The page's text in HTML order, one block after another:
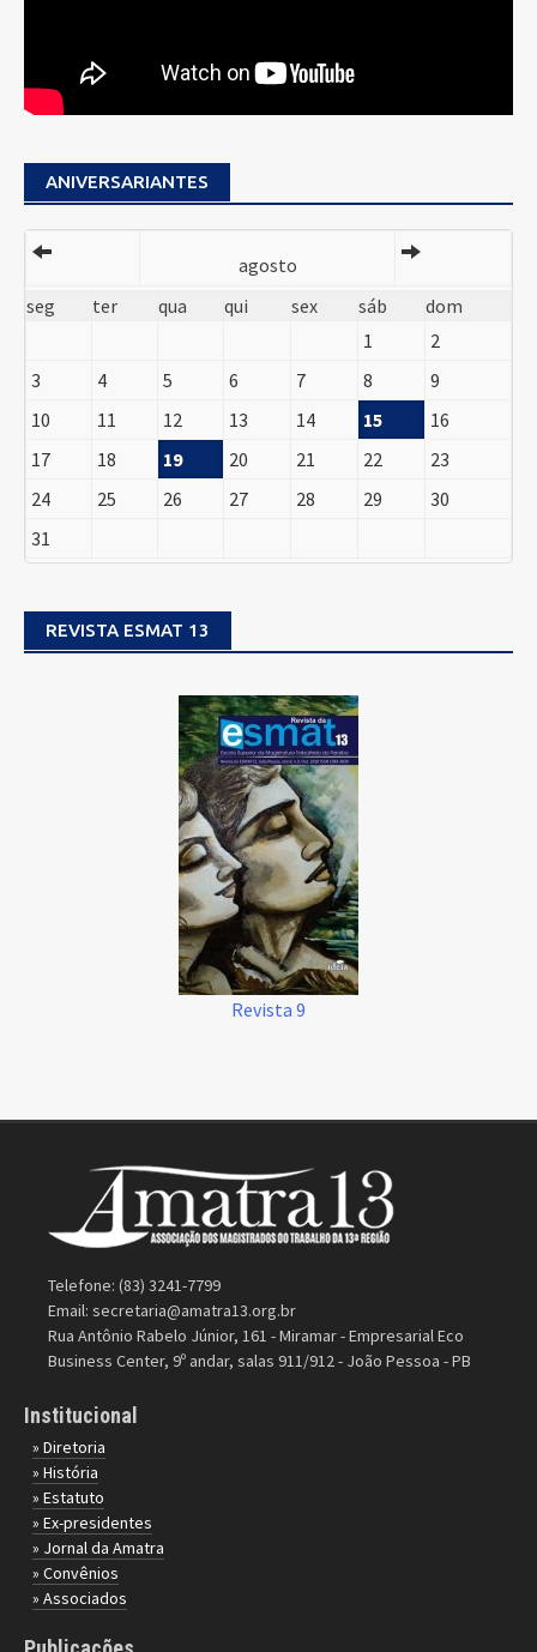
ANIVERSARIANTES
agosto
seg
ter qua qui sex sáb
dom
1
2
3
4 5 6 7 8
9
10
11 12 13 14 15
16
17
18 19 20 21 22
23
24
25 26 27 28 29
30
31
REVISTA ESMAT 13
Revista 9
Telefone: (83) 3241-7799
Email: secretaria@amatra13.org.br
Rua Antônio Rabelo Júnior, 161 - Miramar - Empresarial Eco
Business Center, 9º andar, salas 911/912 - João Pessoa - PB
Institucional
» Diretoria
» História
» Estatuto
» Ex-presidentes
» Jornal da Amatra
» Convênios
» Associados